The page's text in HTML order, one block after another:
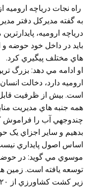
راه نجات درياچه
به گفته مديرکل دفتر
درياچه اروميه،
بايد در داخل خود
هاي مختلف پيگيري کرد.
او ادامه مي دهد: بزرگ
اروميه دارد، دخالت
است. بيش از ظرفيت
همه جنبه هاي مديريت
چندوجهي آب را فراموش
بدهيم و ساير اجزاي يک
اساس اصول پايداري
موسوي مي گويد: در حوضه
توسعه يافته است. زمين